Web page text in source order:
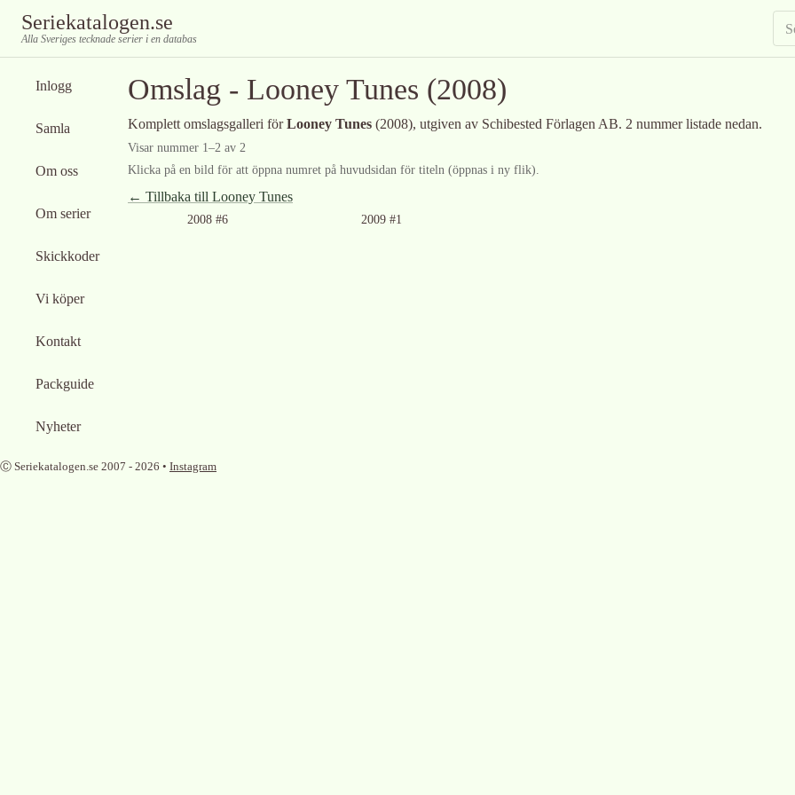
Seriekatalogen.se
Alla Sveriges tecknade serier i en databas
Inlogg
Samla
Om oss
Om serier
Skickkoder
Vi köper
Kontakt
Packguide
Nyheter
Omslag - Looney Tunes (2008)
Komplett omslagsgalleri förLooney Tunes (2008), utgiven av Schibested Förlagen AB. 2 nummer listade nedan.
Visar nummer 1–2 av 2
Klicka på en bild för att öppna numret på huvudsidan för titeln (öppnas i ny flik).
← Tillbaka till Looney Tunes
Ingen bild tillgänglig
2008 #6 2009 #1
Ⓒ Seriekatalogen.se 2007 - 2026 • Instagram